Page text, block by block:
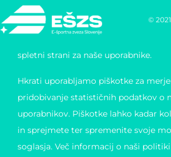
©
Uporabljamo lastne piškotke in tudi
oseb, za posamezne in ponavljajoče
spletni strani za naše uporabnike.
Hkrati uporabljamo piškotke za
pridobivanje statističnih podatkov o
uporabnikov. Piškotke lahko kadar
in sprejmete ter spremenite svoje
soglasja. Več informacij o naši